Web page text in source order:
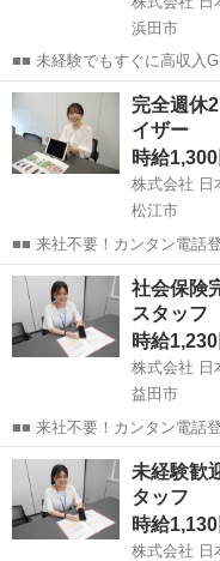
浜田市
■■ 未経験でもすぐに高収入
なので、すぐに高収入!! 社員
なんてキャリアアップも目指せます!! ■■ 来社不要！カ
録!! ■■...
島根 浜田市 店長
完全週休
イザー
時給1,300
株式会社 日
松江市
■■ 来社不要！カンタン電話
事紹介> で、来社なくお仕事
電話で希望を伝えるだけで
あります♪ ご希...
島根 松江市 店長
社会保険
スタッフ
時給1,230
株式会社 日
益田市
■■ 来社不要！カンタン電話
事紹介> で、来社なくお仕事
電話で希望を伝えるだけで
あります♪ ご希...
島根 益田市 店長
未経験歓
タッフ
時給1,130
株式会社 日